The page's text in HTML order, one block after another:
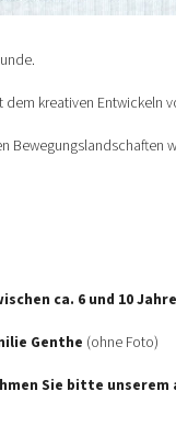
kreativen
ca. 6 und 10
Genthe (ohne Foto)
Sie bitte